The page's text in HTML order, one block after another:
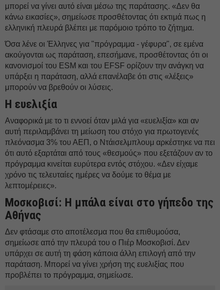
μπορεί να γίνει αυτό είναι μέσω της παράτασης. «Δεν θα
κάνω εικασίες», σημείωσε προσθέτοντας ότι εκτιμά πως η
ελληνική πλευρά βλέπει με παρόμοιο τρόπο το ζήτημα.
Όσα λένε οι Έλληνες για "πρόγραμμα - γέφυρα", σε εμένα
ακούγονται ως παράταση, επεσήμανε, προσθέτοντας ότι οι
κανονισμοί του ESM και του EFSF ορίζουν την ανάγκη να
υπάρξει η παράταση, αλλά επανέλαβε ότι στις «λέξεις»
μπορούν να βρεθούν οι λύσεις.
Η ευελιξία
Αναφορικά με το τι εννοεί όταν μιλά για «ευελιξία» και αν
αυτή περιλαμβάνει τη μείωση του στόχο για πρωτογενές
πλεόνασμα 3% του ΑΕΠ, ο Ντάισελμπλουμ αρκέστηκε να πει
ότι αυτό εξαρτάται από τους «θεσμούς» που εξετάζουν αν το
πρόγραμμα κινείται ευρύτερα εντός στόχου. «Δεν είχαμε
χρόνο τις τελευταίες ημέρες να δούμε το θέμα με
λεπτομέρειες».
Μοσκοβισί: Η μπάλα είναι στο γήπεδο της
Αθήνας
Δεν φτάσαμε στο αποτέλεσμα που θα επιθυμούσα,
σημείωσε από την πλευρά του ο Πιέρ Μοσκοβισί. Δεν
υπάρχει σε αυτή τη φάση κάποια άλλη επιλογή από την
παράταση. Μπορεί να γίνει χρήση της ευελιξίας που
προβλέπει το πρόγραμμα, σημείωσε.